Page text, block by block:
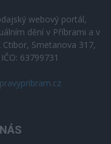
webový portál,
dění v Příbrami a v
Smetanova 317,
63799731